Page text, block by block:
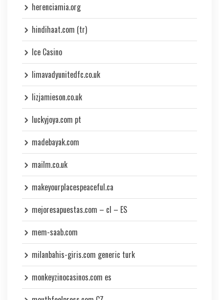
herenciamia.org
hindihaat.com (tr)
Ice Casino
limavadyunitedfc.co.uk
lizjamieson.co.uk
luckyjoya.com pt
madebayak.com
mailm.co.uk
makeyourplacespeaceful.ca
mejoresapuestas.com – cl – ES
mem-saab.com
milanbahis-giris.com generic turk
monkeyzinocasinos.com es